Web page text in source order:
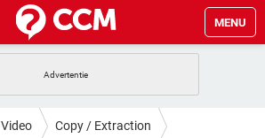
MENU
WINDOWS 10
Video Copy / Extraction